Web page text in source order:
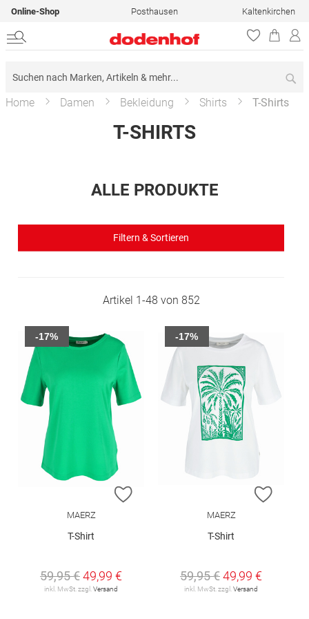
Online-Shop Posthausen Kaltenkirchen
Home Damen Bekleidung Shirts T-Shirts
T-SHIRTS
ALLE PRODUKTE
Filtern & Sortieren
Artikel 1-48 von 852
ZUR WUNSCHLISTE HINZUFÜGEN
MAERZ
T-Shirt
59,95 €49,99 €
inkl. MwSt. zzgl. Versand
-17%
ZUR
MAERZ
T-Shirt
59,95 €49,99 €
inkl. MwSt. zzgl. Versand
-17%